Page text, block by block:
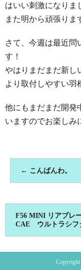
はいい刺激になりま
また明から頑張りま
さて、今週は最近問
す！
やはりまだまだ新し
より取付しやすい羽
他にもまだまだ開発
いますのでお楽しみ
← こんばんわ。
F56 MINI リアブ
CAE ウルトラシ